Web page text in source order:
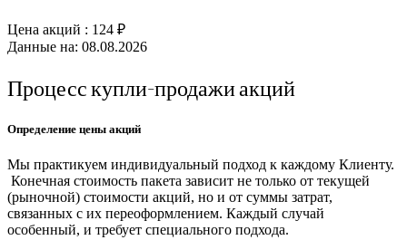
Цена акций : 124 ₽
Данные на: 08.08.2026
Процесс купли-продажи акций
Определение цены акций
Мы практикуем индивидуальный подход к каждому Клиенту.
Конечная стоимость пакета зависит не только от текущей
(рыночной) стоимости акций, но и от суммы затрат,
связанных с их переоформлением. Каждый случай
особенный, и требует специального подхода.